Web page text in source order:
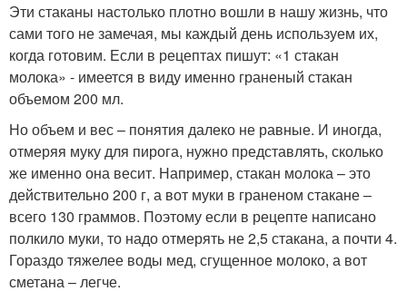
Эти стаканы настолько плотно вошли в нашу жизнь, что
сами того не замечая, мы каждый день используем их,
когда готовим. Если в рецептах пишут: «1 стакан
молока» - имеется в виду именно граненый стакан
объемом 200 мл.
Но объем и вес – понятия далеко не равные. И иногда,
отмеряя муку для пирога, нужно представлять, сколько
же именно она весит. Например, стакан молока – это
действительно 200 г, а вот муки в граненом стакане –
всего 130 граммов. Поэтому если в рецепте написано
полкило муки, то надо отмерять не 2,5 стакана, а почти 4.
Гораздо тяжелее воды мед, сгущенное молоко, а вот
сметана – легче.